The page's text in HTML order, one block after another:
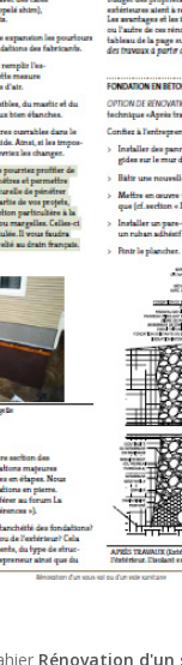
Rénovation d'un